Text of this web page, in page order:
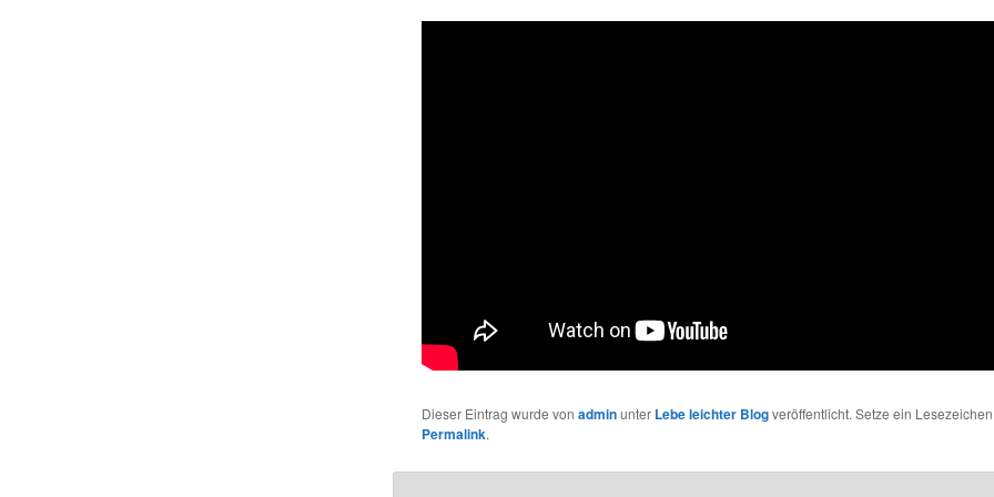
Dieser Eintrag wurde von adminunter Lebe leichter Blogveröffentlicht. Setze ein
Permalink.